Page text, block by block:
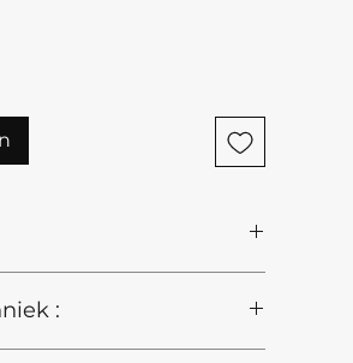
Capric Triglyceride,
: